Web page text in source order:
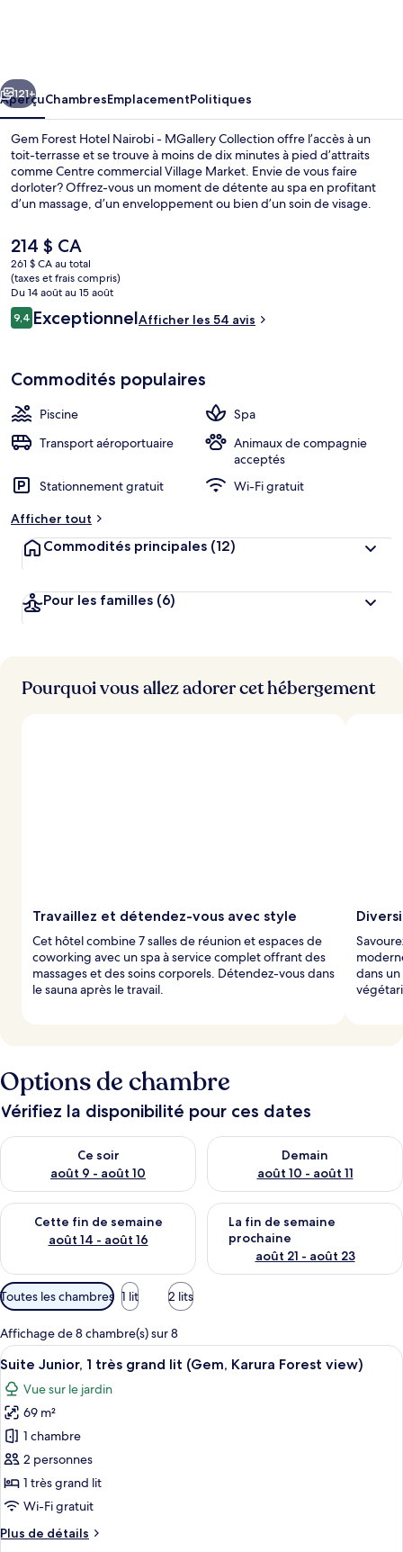
Nairobi
-
MGallery
Collection
Suivant
121+
AperçuChambresEmplacementPolitiques
Gem Forest Hotel Nairobi - MGallery Collection offre l’accès à un
toit-terrasse et se trouve à moins de dix minutes à pied d’attraits
comme Centre commercial Village Market. Envie de vous faire
dorloter? Offrez-vous un moment de détente au spa en profitant
d’un massage, d’un enveloppement ou bien d’un soin de visage.
qui sert le dîner et le souper. Parmi les autres points saillants de cet
hôtel de luxe figurent une piscine extérieure, un bar-salon et un
centre d’entraînement physique.
Le
prix
actuel
est
de 214 $ CA
214 $ CA
261 $ CA au total
(taxes et frais compris)
Du 14 août au 15 août
Avis
9,49,4 sur 10 –
ExceptionnelAfficher les 54 avis
Commodités populaires
Piscine
Spa
Transport aéroportuaire
Animaux de compagnie
acceptés
Stationnement gratuit
Wi-Fi gratuit
Afficher tout
Commodités principales (12)
Pour les familles (6)
Pourquoi vous allez adorer cet hébergement
Travaillez et détendez-vous avec style
Cet hôtel combine 7 salles de réunion et espaces de
coworking avec un spa à service complet offrant des
massages et des soins corporels. Détendez-vous dans
le sauna après le travail.
dans
Options de chambre
Vérifiez la disponibilité pour ces dates
Ce soir
août 9 - août 10
Vérifier la disponibilité pour ce soir août 9 - août 10
Demain
août 10 - août 11
Vérifier la disponibilité pour
Cette fin de semaine
août 14 - août 16
Vérifier la disponibilité pour cette fin de semaine août 14 -
La fin de semaine
prochaine
août 21 - août 23
Vérifier la disponibilité pour
Filtres
disponibles
pour
les
chambres
Toutes les chambres 1 lit 2 lits
Affichage de 8 chambre(s) sur 8
Afficher
toutes
les
photos
pour
ce
type
de
chambre :
Suite
Un salon moderne avec un canapé,
5
Suite Junior, 1 très grand lit (Gem, Karura Forest view)
Vue sur le jardin
69 m²
1 chambre
2 personnes
1 très grand lit
Wi-Fi gratuit
Plus de détails
Plus